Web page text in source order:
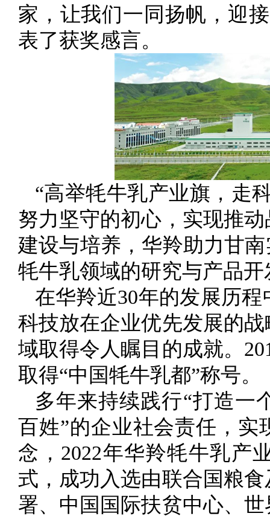
家，让我们一同扬帆，迎
表了获奖感言。
“高举牦牛乳产业旗，走
努力坚守的初心，实现推
建设与培养，华羚助力甘
牦牛乳领域的研究与产品开
在华羚近30年的发展历
科技放在企业优先发展的
域取得令人瞩目的成就。
取得“中国牦牛乳都”称号。
多年来持续践行“打造一
百姓”的企业社会责任，实
念，2022年华羚牦牛乳产
式，成功入选由联合国粮
署、中国国际扶贫中心、